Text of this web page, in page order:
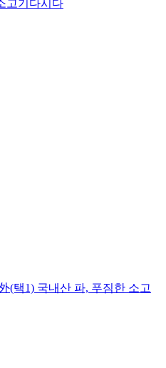
고기다시다
(택1) 국내산 파, 푸짐한 소고